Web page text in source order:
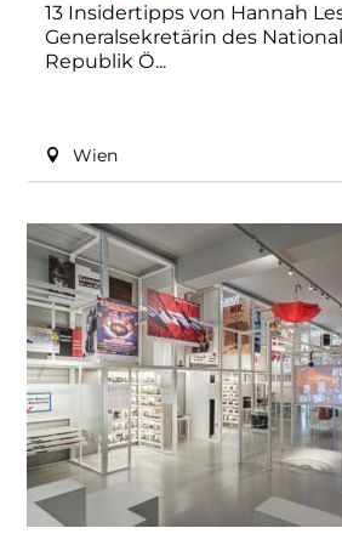
13 Insidertipps von Hannah
Generalsekretärin des
Republik Ö
Wien